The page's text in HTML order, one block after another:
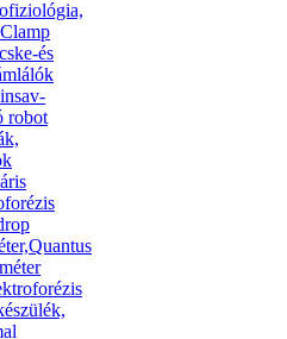
és
robot